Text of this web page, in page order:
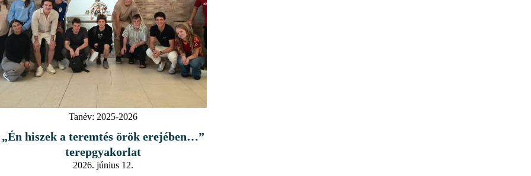
Tanév: 2025-2026
„Én hiszek a teremtés örök erejében…”
terepgyakorlat
2026. június 12.